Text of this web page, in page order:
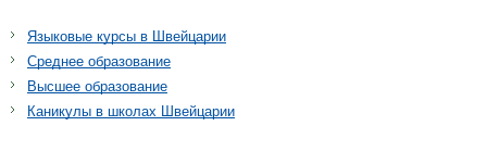
Языковые курсы в Швейцарии
Среднее образование
Высшее образование
Каникулы в школах Швейцарии